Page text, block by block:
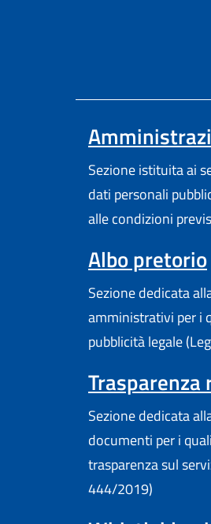
Sezione istituita ai
dati personali
alle condizioni
Albo pretorio
Sezione dedicata
amministrativi per i
pubblicità legale
Sezione dedicata
documenti per i
trasparenza sul
444/2019)